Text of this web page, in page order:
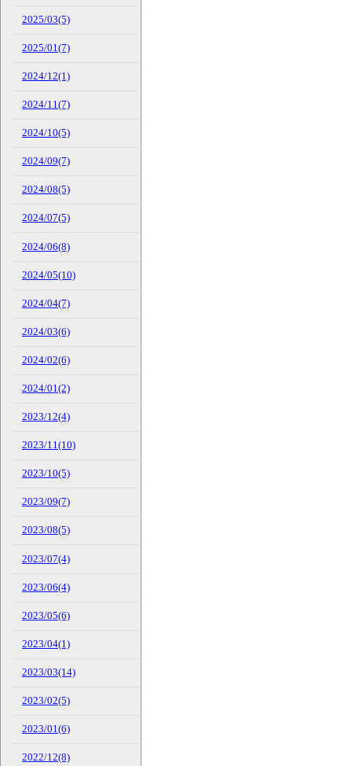
2025/03(5)
2025/01(7)
2024/12(1)
2024/11(7)
2024/10(5)
2024/09(7)
2024/08(5)
2024/07(5)
2024/06(8)
2024/05(10)
2024/04(7)
2024/03(6)
2024/02(6)
2024/01(2)
2023/12(4)
2023/11(10)
2023/10(5)
2023/09(7)
2023/08(5)
2023/07(4)
2023/06(4)
2023/05(6)
2023/04(1)
2023/03(14)
2023/02(5)
2023/01(6)
2022/12(8)